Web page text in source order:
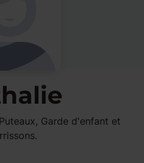
Garde d'enfant et